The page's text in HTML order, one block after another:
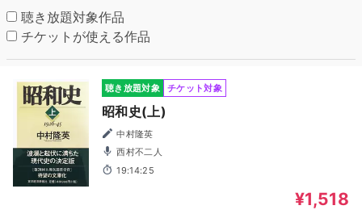
聴き放題対象作品
チケットが使える作品
聴き放題対象 チケット対象
昭和史(上)
中村隆英
西村不二人
19:14:25
¥1,518